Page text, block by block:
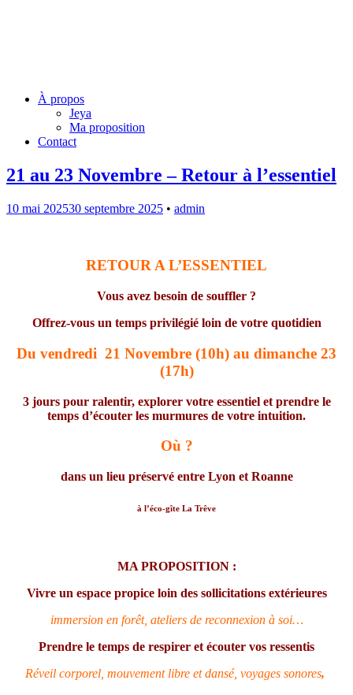
Menu
Skip
À propos
Jeya
Ma proposition
Contact
21 au 23 Novembre – Retour à l’essentiel
10 mai 202530 septembre 2025 • admin
RETOUR A L’ESSENTIEL
Vous avez besoin de souffler ?
Offrez-vous un temps privilégié loin de votre quotidien
Du vendredi 21 Novembre (10h) au dimanche 23
(17h)
3 jours pour ralentir, explorer votre essentiel et prendre le
temps d’écouter les murmures de votre intuition.
Où ?
dans un lieu préservé entre Lyon et Roanne
à l’éco-gîte La Trêve
MA PROPOSITION :
Vivre un espace propice loin des sollicitations extérieures
immersion en forêt, ateliers de reconnexion à soi…
Prendre le temps de respirer et écouter vos ressentis
Réveil corporel, mouvement libre et dansé, voyages sonores,